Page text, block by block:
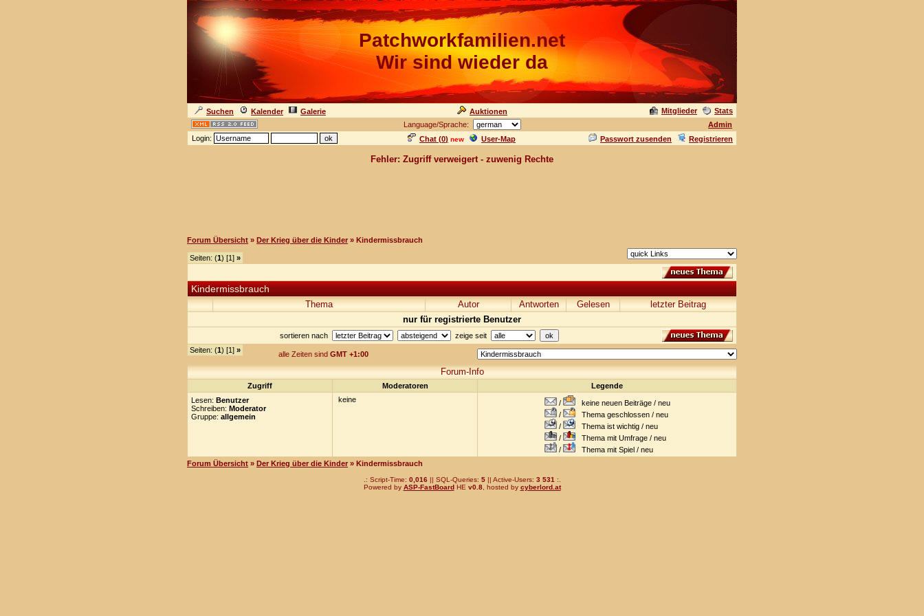
Patchworkfamilien.net
Wir sind wieder da
Suchen Kalender Galerie Auktionen Mitglieder
Stats
Language/Sprache:
Admin
Login:
Chat (0) new User-Map Passwort zusenden Registrieren
Fehler: Zugriff verweigert - zuwenig Rechte
Forum Übersicht » Der Krieg über die Kinder » Kindermissbrauch
Seiten: (1) [1] »
Kindermissbrauch
Thema Autor Antworten Gelesen
letzter Beitrag
nur für registrierte Benutzer
sortieren nach
zeige seit
Seiten: (1) [1] » alle Zeiten sind GMT +1:00
Forum-Info
Zugriff Moderatoren
Legende
Lesen: Benutzer
Schreiben: Moderator
Gruppe: allgemein
keine /
keine neuen Beiträge / neu
/
Thema geschlossen / neu
/
Thema ist wichtig / neu
/
Thema mit Umfrage / neu
/
Thema mit Spiel / neu
Forum Übersicht » Der Krieg über die Kinder » Kindermissbrauch
.: Script-Time: 0,016|| SQL-Queries: 5|| Active-Users: 3 531 :.
Powered by ASP-FastBoardHE v0.8, hosted by cyberlord.at